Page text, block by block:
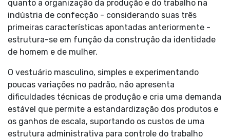
quanto a organização da produção e do trabalho na
indústria de confecção - considerando suas três
primeiras características apontadas anteriormente -
estrutura-se em função da construção da identidade
de homem e de mulher.
O vestuário masculino, simples e experimentando
poucas variações no padrão, não apresenta
dificuldades técnicas de produção e cria uma demanda
estável que permite a estandardização dos produtos e
os ganhos de escala, suportando os custos de uma
estrutura administrativa para controle do trabalho